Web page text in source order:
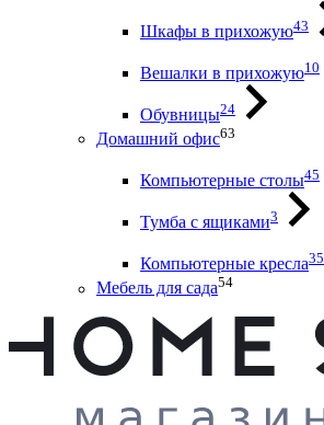
Шкафы в прихожую43
Вешалки в прихожую10
Обувницы24
Домашний офис63
Компьютерные столы45
Тумба с ящиками3
Компьютерные кресла35
Мебель для сада54